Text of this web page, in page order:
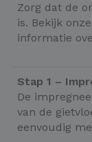
Zorg dat de
is. Bekijk onze
informatie
Stap 1 –
De
van de
eenvoudig